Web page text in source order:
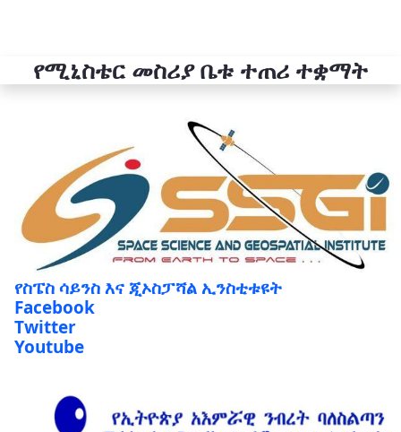
የሚኒስቴር መስሪያ ቤቱ ተጠሪ ተቋማት
የስፔስ ሳይንስ እና ጂኦስፓሻል ኢንስቲቱዩት
Facebook
Twitter
Youtube